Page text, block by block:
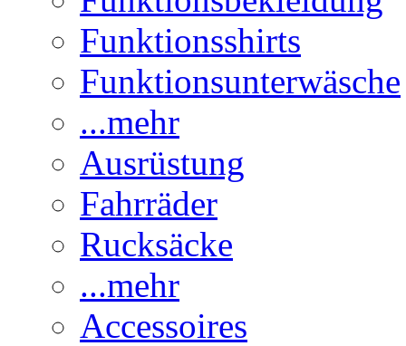
Funktionsshirts
Funktionsunterwäsche
...mehr
Ausrüstung
Fahrräder
Rucksäcke
...mehr
Accessoires